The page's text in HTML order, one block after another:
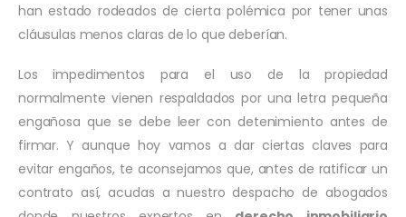
han estado rodeados de cierta polémica por tener unas
cláusulas menos claras de lo que deberían.
Los impedimentos para el uso de la propiedad
normalmente vienen respaldados por una letra pequeña
engañosa que se debe leer con detenimiento antes de
firmar. Y aunque hoy vamos a dar ciertas claves para
evitar engaños, te aconsejamos que, antes de ratificar un
contrato así, acudas a nuestro despacho de abogados